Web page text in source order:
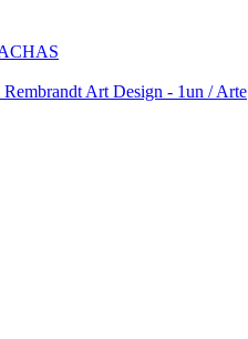
Art Design - 1un / Arte